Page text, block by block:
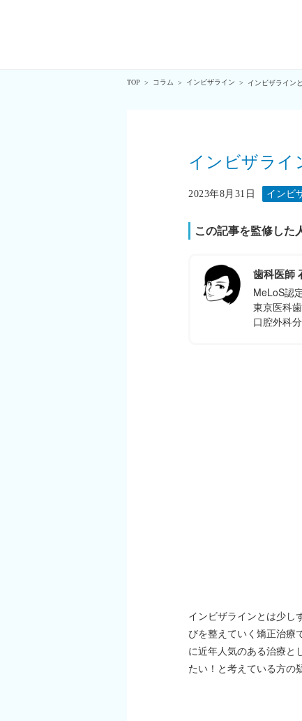
TOP > コラム > インビザライン > インビザライン
インビザライ
2023年8月31日 インビ
この記事を監修した
歯科医師
MeLoS認
東京医科
口腔外科
インビザラインとは少し
びを整えていく矯正治療
に近年人気のある治療と
たい！と考えている方の